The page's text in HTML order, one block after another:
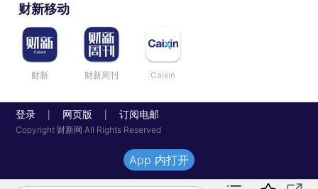
财新移动
财新 财新周刊 Caixin
登录 网页版 订阅电邮
Copyright 财新网 All Rights Reserved
App 内打开